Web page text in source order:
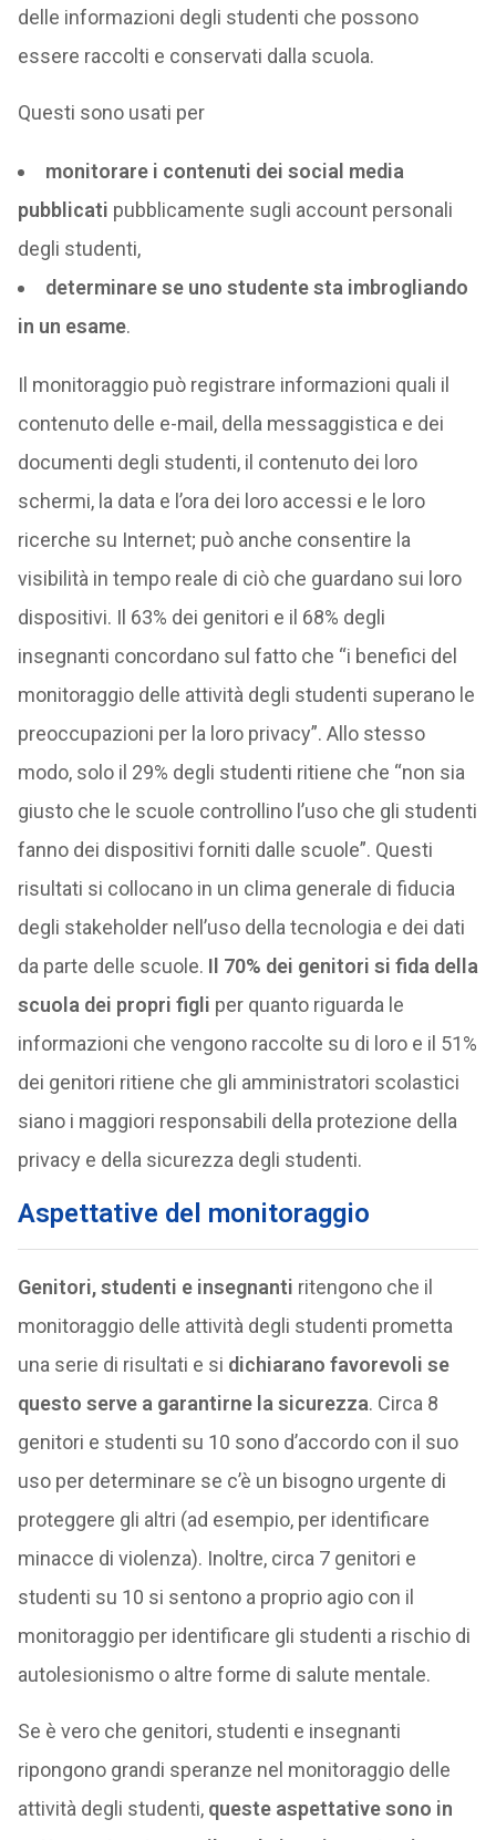
delle informazioni degli studenti che possono
essere raccolti e conservati dalla scuola.
Questi sono usati per
monitorare i contenuti dei social media
pubblicati pubblicamente sugli account personali
degli studenti,
determinare se uno studente sta imbrogliando
in un esame.
Il monitoraggio può registrare informazioni quali il
contenuto delle e-mail, della messaggistica e dei
documenti degli studenti, il contenuto dei loro
schermi, la data e l’ora dei loro accessi e le loro
ricerche su Internet; può anche consentire la
visibilità in tempo reale di ciò che guardano sui loro
dispositivi. Il 63% dei genitori e il 68% degli
insegnanti concordano sul fatto che “i benefici del
monitoraggio delle attività degli studenti superano le
preoccupazioni per la loro privacy”. Allo stesso
modo, solo il 29% degli studenti ritiene che “non sia
giusto che le scuole controllino l’uso che gli studenti
fanno dei dispositivi forniti dalle scuole”. Questi
risultati si collocano in un clima generale di fiducia
degli stakeholder nell’uso della tecnologia e dei dati
da parte delle scuole. Il 70% dei genitori si fida della
scuola dei propri figli per quanto riguarda le
informazioni che vengono raccolte su di loro e il 51%
dei genitori ritiene che gli amministratori scolastici
siano i maggiori responsabili della protezione della
privacy e della sicurezza degli studenti.
Aspettative del monitoraggio
Genitori, studenti e insegnanti ritengono che il
monitoraggio delle attività degli studenti prometta
una serie di risultati e si dichiarano favorevoli se
questo serve a garantirne la sicurezza. Circa 8
genitori e studenti su 10 sono d’accordo con il suo
uso per determinare se c’è un bisogno urgente di
proteggere gli altri (ad esempio, per identificare
minacce di violenza). Inoltre, circa 7 genitori e
studenti su 10 si sentono a proprio agio con il
monitoraggio per identificare gli studenti a rischio di
autolesionismo o altre forme di salute mentale.
Se è vero che genitori, studenti e insegnanti
ripongono grandi speranze nel monitoraggio delle
attività degli studenti, queste aspettative sono in